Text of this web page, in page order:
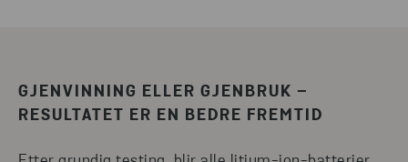
GJENVINNING ELLER GJENBRUK –
RESULTATET ER EN BEDRE FREMTID